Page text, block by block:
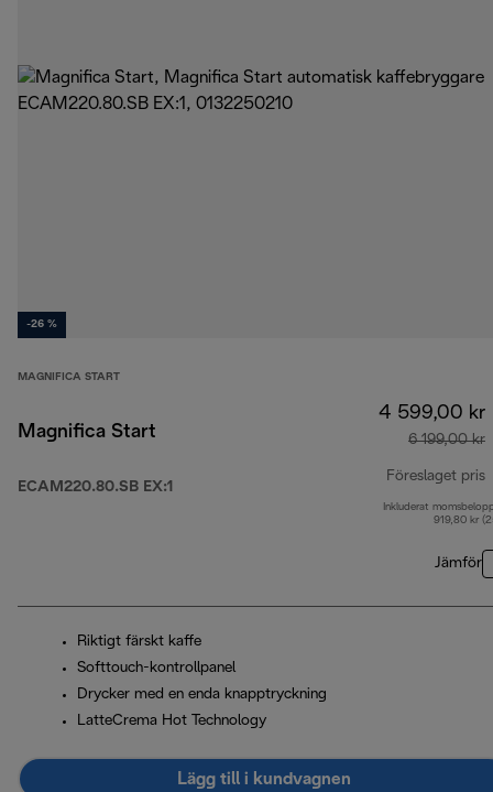
-26 %
MAGNIFICA START
Magnifica Start
ECAM220.80.SB EX:1
4 599,00 kr
6 199,00 kr
Föreslaget pris
Inkluderat
919,80 kr
Jämför
Riktigt färskt kaffe
Softtouch-kontrollpanel
Drycker med en enda knapptryckning
LatteCrema Hot Technology
Lägg till i kundvagnen